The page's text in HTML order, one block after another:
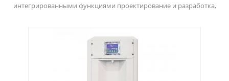
интегрированными функциями проектирование и разработка,